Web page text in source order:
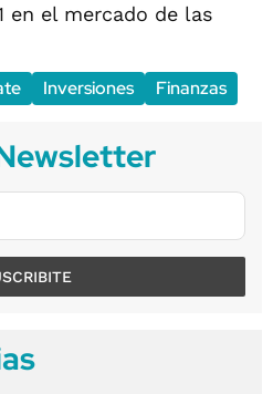
en el mercado de las
Inversiones Finanzas